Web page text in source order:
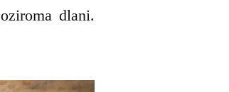
dlani.